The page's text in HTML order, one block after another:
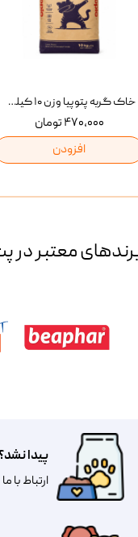
خاک گربه پتوپیا وزن ۱۰ کیلوگرم
۴۷۰,۰۰۰ تومان
افزودن
معتبر در
پیدا
​​​ارتباط با ما